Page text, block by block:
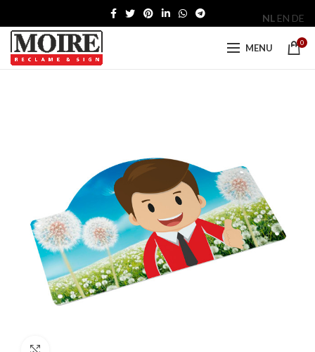
MENU 0
NL EN DE